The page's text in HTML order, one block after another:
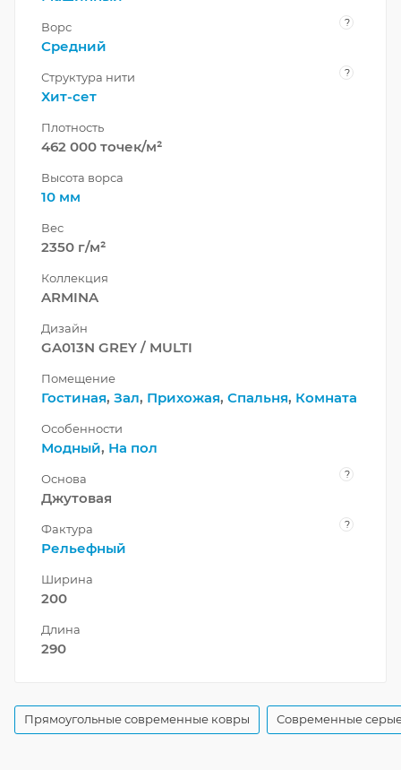
Ворс ?
Средний
Структура нити ?
Хит-сет
Плотность
462 000 точек/м²
Высота ворса
10 мм
Вес
2350 г/м²
Коллекция
ARMINA
Дизайн
GA013N GREY / MULTI
Помещение
Гостиная, Зал, Прихожая, Спальня, Комната
Особенности
Модный, На пол
Основа ?
Джутовая
Фактура ?
Рельефный
Ширина
200
Длина
290
Прямоугольные современные ковры Современные